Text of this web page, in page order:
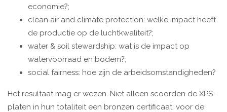
economie?;
clean air and climate protection: welke impact heeft
de productie op de luchtkwaliteit?;
water & soil stewardship: wat is de impact op
watervoorraad en bodem?;
social fairness: hoe zijn de arbeidsomstandigheden?
Het resultaat mag er wezen. Niet alleen scoorden de XPS-
platen in hun totaliteit een bronzen certificaat, voor de